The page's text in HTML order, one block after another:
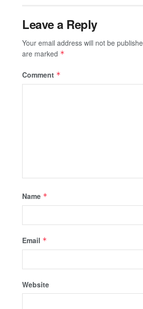
Leave a Reply
Your email address will not be
are marked *
Comment *
Name *
Email *
Website